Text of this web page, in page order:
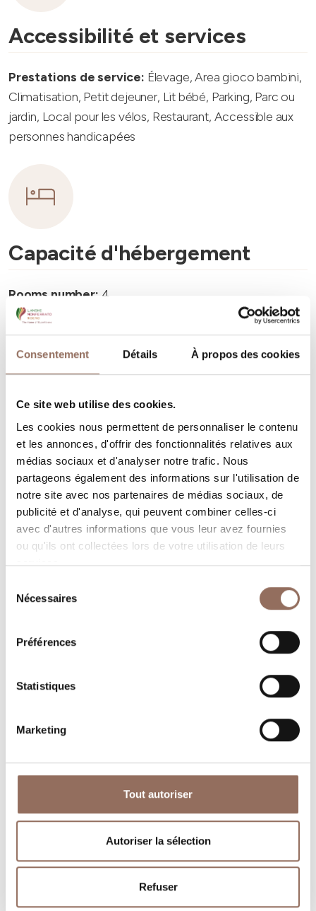
Consentement Détails À propos des cookies
Ce site web utilise des cookies.
Les cookies nous permettent de personnaliser le contenu
et les annonces, d'offrir des fonctionnalités relatives aux
médias sociaux et d'analyser notre trafic. Nous
partageons également des informations sur l'utilisation de
notre site avec nos partenaires de médias sociaux, de
publicité et d'analyse, qui peuvent combiner celles-ci
avec d'autres informations que vous leur avez fournies
ou qu'ils ont collectées lors de votre utilisation de leurs
services.
Nécessaires
Préférences
Statistiques
Marketing
Tout autoriser
Autoriser la sélection
Refuser
Accessibilité et services
Prestations de service: Élevage, Area gioco bambini,
Climatisation, Petit dejeuner, Lit bébé, Parking, Parc ou
jardin, Local pour les vélos, Restaurant, Accessible aux
personnes handicapées
Capacité d'hébergement
Rooms number: 4
Nombre de salles de bains:
Vos vacances
Programmez où dormir, où manger, quoi faire et visiter
dans chaque coin de Langhe Monferrato Roero, tout en
gardant un œil sur la météo en temps réel
Tourisme